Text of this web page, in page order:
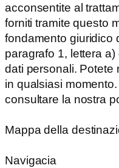
acconsentite al
forniti tramite questo
fondamento giuridico
paragrafo 1, lettera
dati personali. Potete
in qualsiasi
consultare la nostra
Mappa della
Navigacia